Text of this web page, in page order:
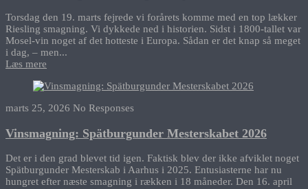
Torsdag den 19. marts fejrede vi forårets komme med en top lækker
Riesling smagning. Vi dykkede ned i historien. Sidst i 1800-tallet var
Mosel-vin noget af det hotteste i Europa. Sådan er det knap så meget
i dag, – men...
Læs mere
marts 25, 2026 No Responses
Vinsmagning: Spätburgunder Mesterskabet 2026
Det er i den grad blevet tid igen. Faktisk blev der ikke afviklet noget
Spätburgunder Mesterskab i Aarhus i 2025. Entusiasterne har nu
hungret efter næste smagning i rækken i 18 måneder. Den 16. april